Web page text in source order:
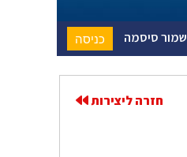
שמור סיסמה
חזרה ליצירות